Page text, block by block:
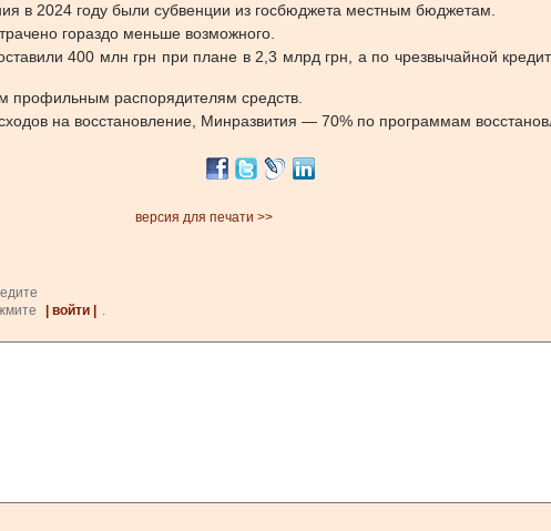
в 2024 году были субвенции из госбюджета местным бюджетам.
гораздо меньше возможного.
400 млн грн при плане в 2,3 млрд грн, а по чрезвычайной
распорядителям средств.
на восстановление, Минразвития — 70% по программам
версия для печати >>
| войти |
.